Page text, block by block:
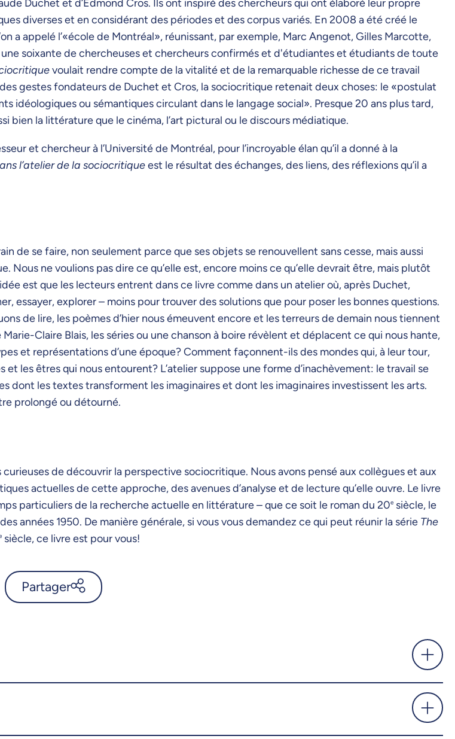
Duchet et d’Edmond Cros. Ils ont inspiré des chercheurs qui ont élaboré leur propre
diverses et en considérant des périodes et des corpus variés. En 2008 a été créé le
a appelé l’«école de Montréal», réunissant, par exemple, Marc Angenot, Gilles Marcotte,
une soixante de chercheuses et chercheurs confirmés et d'étudiantes et étudiants de toute
voulait rendre compte de la vitalité et de la remarquable richesse de ce travail
gestes fondateurs de Duchet et Cros, la sociocritique retenait deux choses: le «postulat
idéologiques ou sémantiques circulant dans le langage social». Presque 20 ans plus tard,
bien la littérature que le cinéma, l’art pictural ou le discours médiatique.
et chercheur à l’Université de Montréal, pour l’incroyable élan qu’il a donné à la
l’atelier de la sociocritiqueest le résultat des échanges, des liens, des réflexions qu’il a
de se faire, non seulement parce que ses objets se renouvellent sans cesse, mais aussi
Nous ne voulions pas dire ce qu’elle est, encore moins ce qu’elle devrait être, mais plutôt
est que les lecteurs entrent dans ce livre comme dans un atelier où, après Duchet,
essayer, explorer – moins pour trouver des solutions que pour poser les bonnes questions.
de lire, les poèmes d’hier nous émeuvent encore et les terreurs de demain nous tiennent
Claire Blais, les séries ou une chanson à boire révèlent et déplacent ce qui nous hante,
et représentations d’une époque? Comment façonnent-ils des mondes qui, à leur tour,
les êtres qui nous entourent? L’atelier suppose une forme d’inachèvement: le travail se
dont les textes transforment les imaginaires et dont les imaginaires investissent les arts.
prolongé ou détourné.
curieuses de découvrir la perspective sociocritique. Nous avons pensé aux collègues et aux
actuelles de cette approche, des avenues d’analyse et de lecture qu’elle ouvre. Le livre
particuliers de la recherche actuelle en littérature – que ce soit le roman du 20e siècle, le
années 1950. De manière générale, si vous vous demandez ce qui peut réunir la série The
siècle, ce livre est pour vous!
Partager